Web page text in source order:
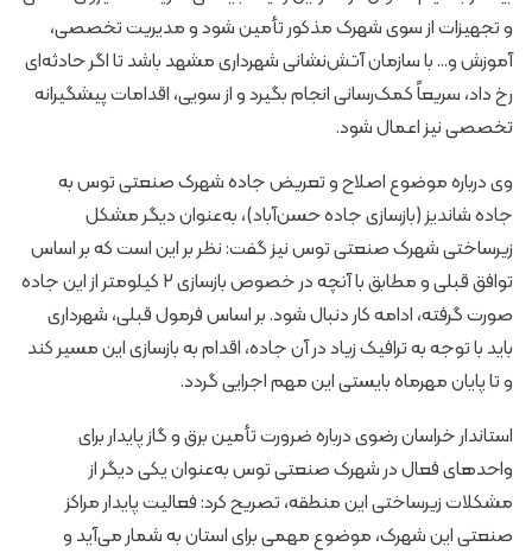
و تجهیزات از سوی شهرک مذکور تأمین شود و مدیریت تخصصی،
آموزش و… با سازمان آتش‌نشانی شهرداری مشهد باشد تا اگر حادثه‌ای
رخ داد، سریعاً کمک‌رسانی انجام بگیرد و از سویی، اقدامات پیشگیرانه
تخصصی نیز اعمال شود.
وی درباره موضوع اصلاح و تعریض جاده شهرک صنعتی توس به
جاده شاندیز (بازسازی جاده حسن‌آباد)، به‌عنوان دیگر مشکل
زیرساختی شهرک صنعتی توس نیز گفت: نظر بر این است که بر اساس
توافق قبلی و مطابق با آنچه در خصوص بازسازی ۲ کیلومتر از این جاده
صورت گرفته، ادامه کار دنبال شود. بر اساس فرمول قبلی، شهرداری
باید با توجه به ترافیک زیاد در آن جاده، اقدام به بازسازی این مسیر کند
و تا پایان مهرماه بایستی این مهم اجرایی گردد.
استاندار خراسان رضوی درباره ضرورت تأمین برق و گاز پایدار برای
واحدهای فعال در شهرک صنعتی توس به‌عنوان یکی دیگر از
مشکلات زیرساختی این منطقه، تصریح کرد: فعالیت پایدار مراکز
صنعتی این شهرک، موضوع مهمی برای استان به شمار می‌آید و